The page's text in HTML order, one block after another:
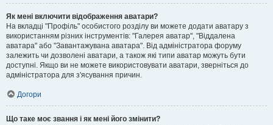
Як мені включити відображення аватари?
На вкладці "Профіль" особистого розділу ви можете додати аватару з
використанням різних інструментів: "Галерея аватар", "Віддалена
аватара" або "Завантажувана аватара". Від адміністратора форуму
залежить чи дозволені аватари, а також які типи аватар можуть бути
доступні. Якщо ви не можете використовувати аватари, зверніться до
адміністратора для з'ясування причин.
Догори
Що таке моє звання і як мені його змінити?